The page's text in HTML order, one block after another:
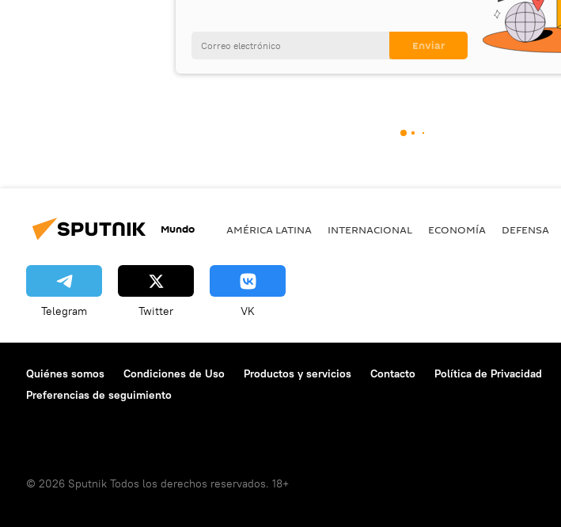
Mundo AMÉRICA LATINA INTERNACIONAL ECONOMÍA DEFENSA
Telegram Twitter VK
Quiénes somos Condiciones de Uso Productos y servicios Contacto Política de Privacidad
Preferencias de seguimiento
© 2026 Sputnik Todos los derechos reservados. 18+